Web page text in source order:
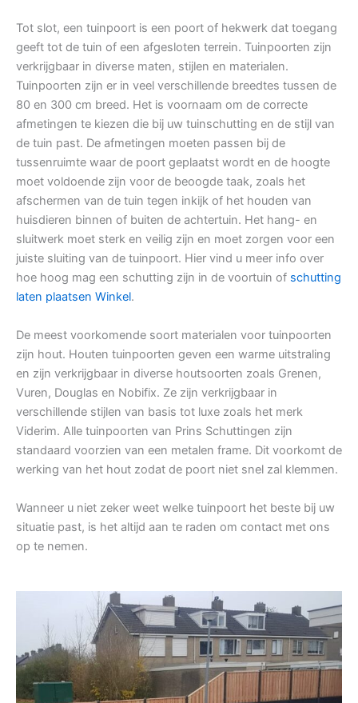
Tot slot, een tuinpoort is een poort of hekwerk dat toegang
geeft tot de tuin of een afgesloten terrein. Tuinpoorten zijn
verkrijgbaar in diverse maten, stijlen en materialen.
Tuinpoorten zijn er in veel verschillende breedtes tussen de
80 en 300 cm breed. Het is voornaam om de correcte
afmetingen te kiezen die bij uw tuinschutting en de stijl van
de tuin past. De afmetingen moeten passen bij de
tussenruimte waar de poort geplaatst wordt en de hoogte
moet voldoende zijn voor de beoogde taak, zoals het
afschermen van de tuin tegen inkijk of het houden van
huisdieren binnen of buiten de achtertuin. Het hang- en
sluitwerk moet sterk en veilig zijn en moet zorgen voor een
juiste sluiting van de tuinpoort. Hier vind u meer info over
hoe hoog mag een schutting zijn in de voortuin of schutting
laten plaatsen Winkel.
De meest voorkomende soort materialen voor tuinpoorten
zijn hout. Houten tuinpoorten geven een warme uitstraling
en zijn verkrijgbaar in diverse houtsoorten zoals Grenen,
Vuren, Douglas en Nobifix. Ze zijn verkrijgbaar in
verschillende stijlen van basis tot luxe zoals het merk
Viderim. Alle tuinpoorten van Prins Schuttingen zijn
standaard voorzien van een metalen frame. Dit voorkomt de
werking van het hout zodat de poort niet snel zal klemmen.
Wanneer u niet zeker weet welke tuinpoort het beste bij uw
situatie past, is het altijd aan te raden om contact met ons
op te nemen.